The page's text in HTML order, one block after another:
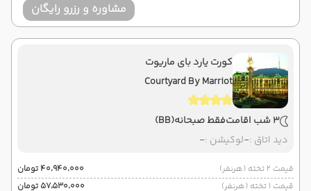
مشاوره و رزرو رایگان
کورت یارد بای ماریوت
Courtyard By Marriot
3 شب اقامت فقط صبحانه(BB)
دید اتاق :-لوکیشن :-
قیمت 2 تخته (هرنفر)
۴۰٬۹۴۰٬۰۰۰ تومان
قیمت 1 تخته (هرنفر)
۵۷٬۵۳۰٬۰۰۰ تومان